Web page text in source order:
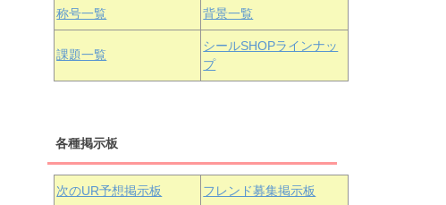
津島善子 黒澤ルビィ 国木田花丸
浦の星女学院3年生
黒澤ダイヤ
中須かすみ 天王寺璃奈 桜坂しずく
称号一覧 背景一覧
課題一覧
シールSHOPラインナッ
プ
各種掲示板
次のUR予想掲示板 フレンド募集掲示板